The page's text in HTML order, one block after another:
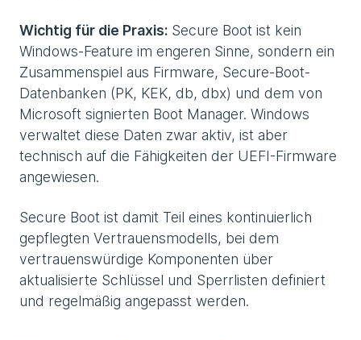
Wichtig für die Praxis: Secure Boot ist kein
Windows-Feature im engeren Sinne, sondern ein
Zusammenspiel aus Firmware, Secure-Boot-
Datenbanken (PK, KEK, db, dbx) und dem von
Microsoft signierten Boot Manager. Windows
verwaltet diese Daten zwar aktiv, ist aber
technisch auf die Fähigkeiten der UEFI-Firmware
angewiesen.
Secure Boot ist damit Teil eines kontinuierlich
gepflegten Vertrauensmodells, bei dem
vertrauenswürdige Komponenten über
aktualisierte Schlüssel und Sperrlisten definiert
und regelmäßig angepasst werden.